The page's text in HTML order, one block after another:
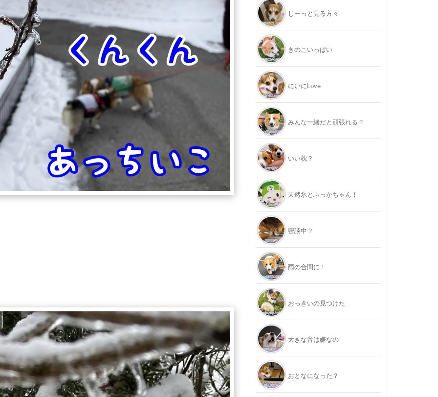
じーっと見る方々
きのこいっぱい
にいにLove
みんな一緒だと頑張れる？
いい枕？
天然氷とふっかちゃん！
密談中？
雨の合間に！
おっきいの見つけた
大きな音は嫌なの
おとなになった？